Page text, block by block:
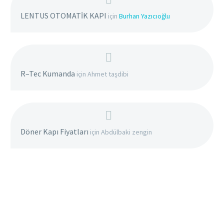
LENTUS OTOMATİK KAPI için Burhan Yazıcıoğlu
R–Tec Kumanda için Ahmet taşdibi
Döner Kapı Fiyatları için Abdülbaki zengin